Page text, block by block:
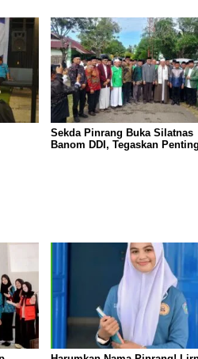
Sekda Pinrang Buka Silatnas
Banom DDI, Tegaskan